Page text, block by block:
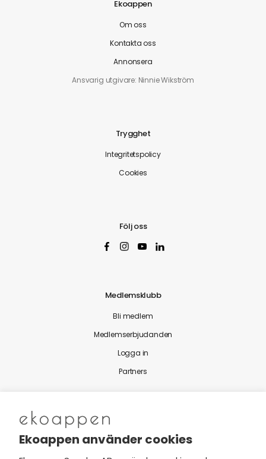
Ekoappen
Om oss
Kontakta oss
Annonsera
Ansvarig utgivare: Ninnie Wikström
Trygghet
Integritetspolicy
Cookies
Följ oss
Medlemsklubb
Bli medlem
Medlemserbjudanden
Logga in
Partners
Nytt från Ekoappen
Ekoappen använder cookies